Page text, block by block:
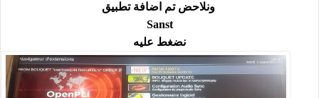
ونلاحض تم اضافة تطبيق
Sanst
نضغط عليه